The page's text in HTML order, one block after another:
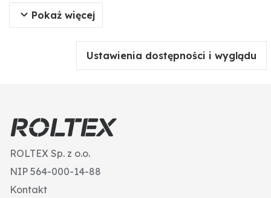
Wymiary (mm): 610 x 5
Ø otworu piasty (mm): 45
Pokaż więcej
Ustawienia dostępności i wyglądu
ROLTEX Sp. z o.o.
NIP 564-000-14-88
Kontakt